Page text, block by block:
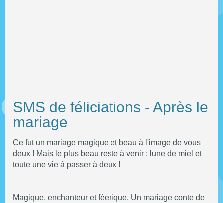
SMS de féliciations - Après le
mariage
Ce fut un mariage magique et beau à l'image de vous
deux ! Mais le plus beau reste à venir : lune de miel et
toute une vie à passer à deux !
Magique, enchanteur et féerique. Un mariage conte de